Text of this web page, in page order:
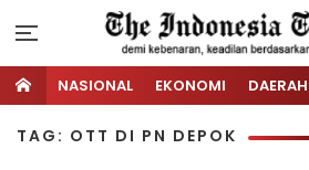
NASIONAL EKONOMI DAERAH
TAG: OTT DI PN DEPOK